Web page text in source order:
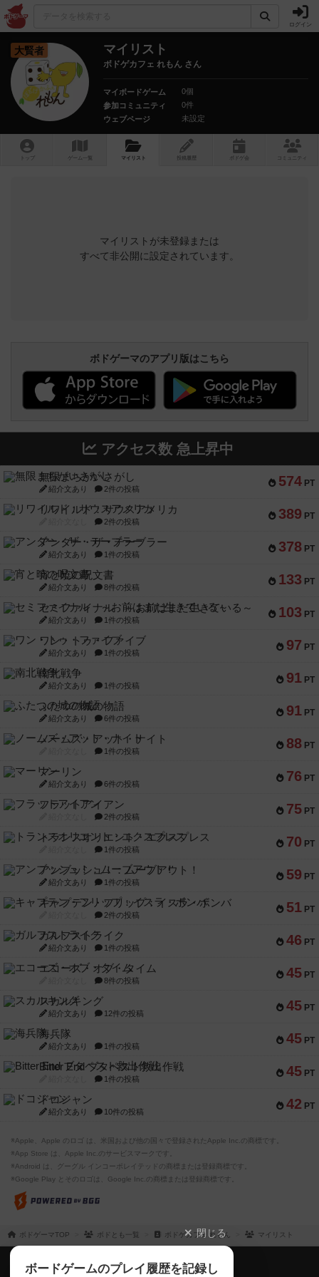
ログイン
大賢者 マイリスト
ボドゲカフェ れもん さん
マイボードゲーム
0個
参加コミュニティ
0件
ウェブページ
未設定
トップ ゲーム一覧 マイリスト 投稿履歴 ボ ドゲ コミュニティ
マイリストが未登録または
すべて非公開に設定されています。
ボドゲーマのアプリ版はこちら
アクセス数 急上昇中
574 PT
無限まちがいさがし
紹介文あり 2件の投稿
389 PT
リワイルド：サウスアメリカ
2件の投稿
378 PT
アンダー・ザ・テーブラー
紹介文あり 1件の投稿
133 PT
宵と暁の呪文書
紹介文あり 8件の投稿
103 PT
セミファイナル ～お前はまだ生きている～
紹介文あり 1件の投稿
97 PT
ワン・トゥ・ファイブ
紹介文あり 1件の投稿
91 PT
南北戦争
紹介文あり 1件の投稿
91 PT
ふたつの城の物語
紹介文あり 6件の投稿
88 PT
ノームズ・アット・ナイト
1件の投稿
76 PT
マーリン
紹介文あり 6件の投稿
75 PT
フラットアイアン
2件の投稿
70 PT
トランスオリエント・エクスプレス
1件の投稿
59 PT
アンブッシュ！：ムーブアウト！
紹介文あり 1件の投稿
51 PT
キャプテン・フリップ：イスラ・ボンバ
2件の投稿
46 PT
ガルフストライク
紹介文あり 1件の投稿
45 PT
エコーズ・オブ・タイム
8件の投稿
45 PT
スカルキング
紹介文あり 12件の投稿
45 PT
海兵隊
紹介文あり 1件の投稿
45 PT
Bitter End ブタペスト救出作戦
1件の投稿
42 PT
ドコジャン
紹介文あり 10件の投稿
※Apple、Apple のロゴ は、米国および他の国々で登録されたApple Inc.の商標です。
※App Store は、Apple Inc.のサービスマークです。
※Android は、グーグル インコーポレイテッドの商標または登録商標です。
※Google Play とそのロゴは、Google Inc.の商標または登録商標です。
ボドゲーマTOP ボドとも一覧 ボドゲカフェ れもん マイリスト
閉じる
ボードゲームのプレイ履歴を記録し
ボドゲーマTOP